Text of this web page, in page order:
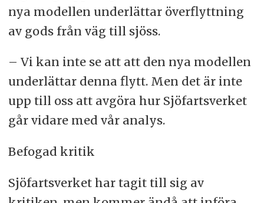
nya modellen underlättar överflyttning
av gods från väg till sjöss.
– Vi kan inte se att att den nya modellen
underlättar denna flytt. Men det är inte
upp till oss att avgöra hur Sjöfartsverket
går vidare med vår analys.
Befogad kritik
Sjöfartsverket har tagit till sig av